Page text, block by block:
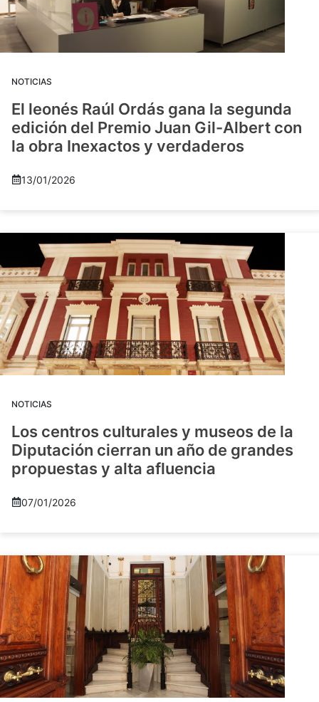
NOTICIAS
El leonés Raúl Ordás gana la segunda
edición del Premio Juan Gil-Albert con
la obra Inexactos y verdaderos
13/01/2026
NOTICIAS
Los centros culturales y museos de la
Diputación cierran un año de grandes
propuestas y alta afluencia
07/01/2026